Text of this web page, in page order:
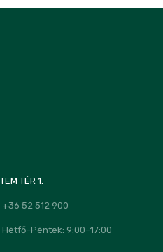
TÉR 1.
+36 52 512 900
Hétfő–Péntek: 9:00–17:00